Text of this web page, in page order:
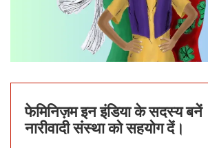
फेमिनिज़म इन इंडिया के सदस्य
नारीवादी संस्था को सहयोग दें।